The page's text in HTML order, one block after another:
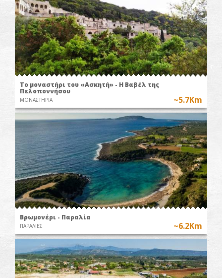
Το μοναστήρι του «Ασκητή» - Η Βαβέλ της
Πελοποννήσου
ΜΟΝΑΣΤΗΡΙΑ ~5.7Km
Βρωμονέρι - Παραλία
ΠΑΡΑΛΙΕΣ ~6.2Km